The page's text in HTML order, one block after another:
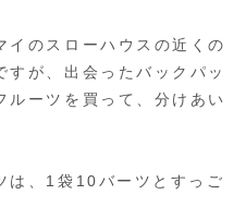
イのスローハウスの近くの
が、出会ったバックパッ
ルーツを買って、分けあい
は、1袋10バーツとすっご